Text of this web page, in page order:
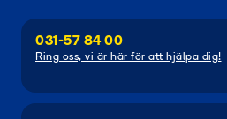
031-57 84 00
Ring oss, vi är här för att hjälpa dig!